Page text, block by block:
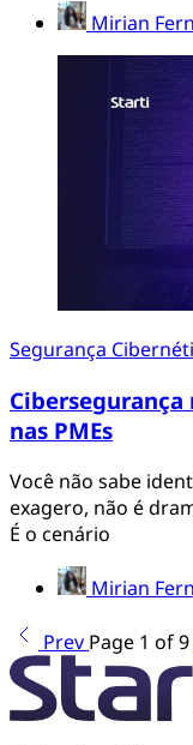
Mirian
Segurança
Cibersegurança
nas PMEs
Você não sabe
exagero, não é
É o cenário
Mirian
Prev Page 1 of 9